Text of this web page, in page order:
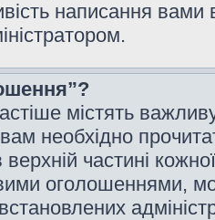
написання
містять
необхідно
частині
оголошеннями,